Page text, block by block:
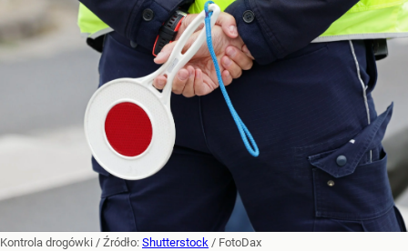
Kontrola drogówki / Źródło: Shutterstock / FotoDax